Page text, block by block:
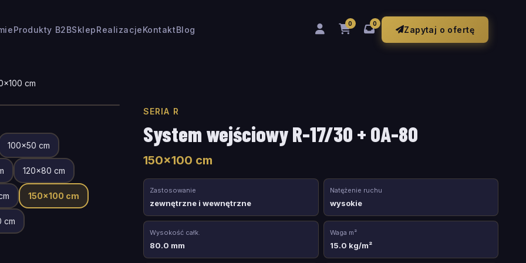
Produkty B2BSklepRealizacjeKontaktBlog
0 0
Zapytaj o ofertę
×100 cm
100×50 cm
120×80 cm
150×100 cm
cm
SERIA R
System wejściowy R-17/30 + OA-80
150×100 cm
Zastosowanie
zewnętrzne i wewnętrzne
Natężenie ruchu
wysokie
Wysokość całk.
80.0 mm
Waga m²
15.0 kg/m²